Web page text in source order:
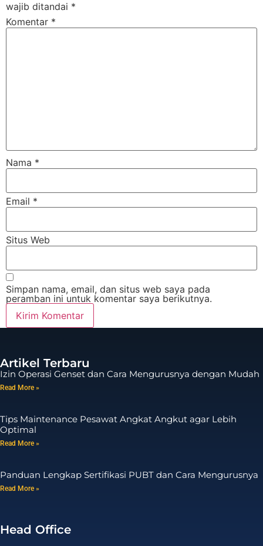
wajib ditandai *
Komentar *
Nama *
Email *
Situs Web
Simpan nama, email, dan situs web saya pada
peramban ini untuk komentar saya berikutnya.
Artikel Terbaru
Izin Operasi Genset dan Cara Mengurusnya dengan Mudah
Read More »
Tips Maintenance Pesawat Angkat Angkut agar Lebih
Optimal
Read More »
Panduan Lengkap Sertifikasi PUBT dan Cara Mengurusnya
Read More »
Head Office